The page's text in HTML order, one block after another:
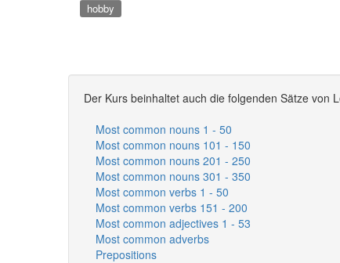
hobby
Der Kurs beinhaltet auch die folgenden Sätze von
Most common nouns 1 - 50
Most common nouns 101 - 150
Most common nouns 201 - 250
Most common nouns 301 - 350
Most common verbs 1 - 50
Most common verbs 151 - 200
Most common adjectives 1 - 53
Most common adverbs
Prepositions